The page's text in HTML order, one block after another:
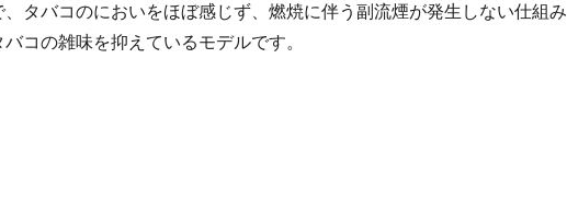
タバコのにおいをほぼ感じず、燃焼に伴う副流煙が発生しない仕組み
コの雑味を抑えているモデルです。